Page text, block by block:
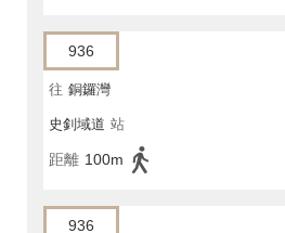
936
往 銅鑼灣
史釗域道 站
距離 100m
936